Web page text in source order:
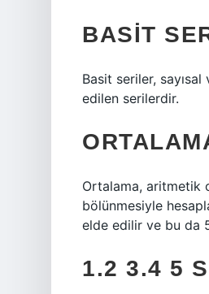
BASIT
Basit seriler,
edilen serilerdir.
Ortalama, aritmetik
bölünmesiyle
elde edilir ve bu da
1.2 3.4 5